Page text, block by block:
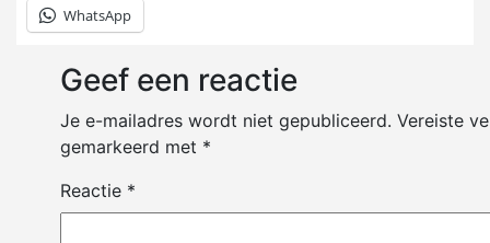
WhatsApp
Geef een reactie
Je e-mailadres wordt niet gepubliceerd. Vereiste
gemarkeerd met *
Reactie *